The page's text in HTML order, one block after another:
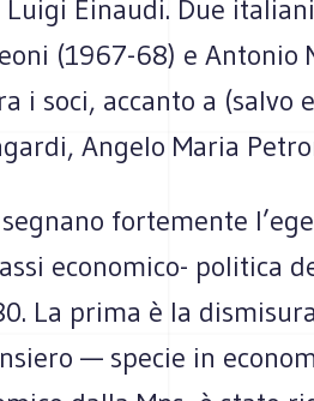
Einaudi. Due
(1967-68) e Antonio
i soci, accanto a (salvo
Angelo Maria
fortemente
economico- politica
La prima è la
— specie in